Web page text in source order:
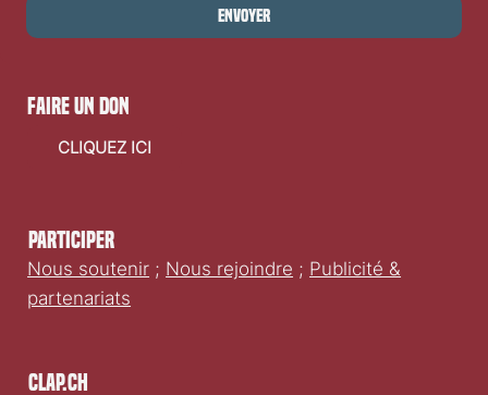
Envoyer
Clap.ch
Participer
Nous soutenir ; Nous rejoindre ; Publicité &
partenariats
faire un don
CLIQUEZ ICI